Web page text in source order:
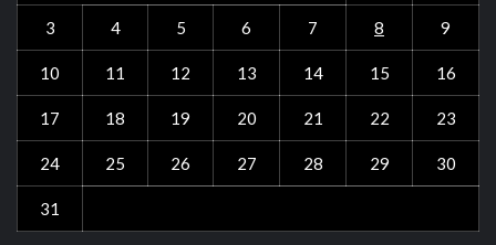
3 4 5 6 7 8 9
10 11 12 13 14 15 16
17 18 19 20 21 22 23
24 25 26 27 28 29 30
31